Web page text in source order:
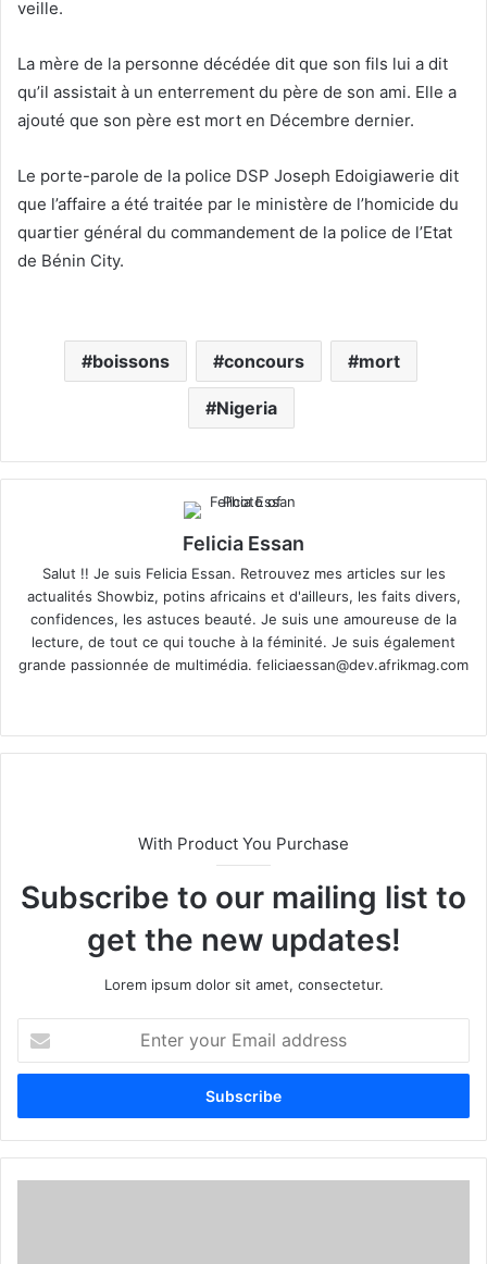
veille.
La mère de la personne décédée dit que son fils lui a dit
qu’il assistait à un enterrement du père de son ami. Elle a
ajouté que son père est mort en Décembre dernier.
Le porte-parole de la police DSP Joseph Edoigiawerie dit
que l’affaire a été traitée par le ministère de l’homicide du
quartier général du commandement de la police de l’Etat
de Bénin City.
boissons concours mort
Nigeria
Felicia Essan
Salut !! Je suis Felicia Essan. Retrouvez mes articles sur les
actualités Showbiz, potins africains et d'ailleurs, les faits divers,
confidences, les astuces beauté. Je suis une amoureuse de la
lecture, de tout ce qui touche à la féminité. Je suis également
grande passionnée de multimédia. feliciaessan@dev.afrikmag.com
te
With Product You Purchase
Subscribe to our mailing list to
get the new updates!
Lorem ipsum dolor sit amet, consectetur.
t
r
y